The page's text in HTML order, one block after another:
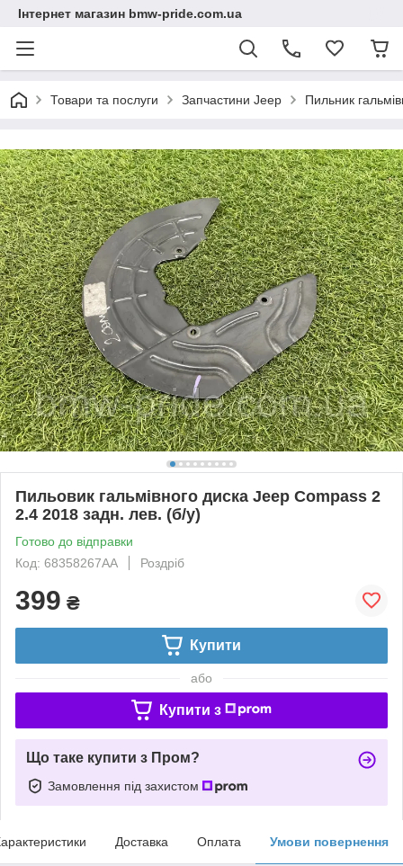
Інтернет магазин bmw-pride.com.ua
Товари та послуги Запчастини Jeep Пильник
Пильовик гальмівного диска Jeep Compass 2
2.4 2018 задн. лев. (б/у)
Готово до відправки
Код: 68358267AA
Роздріб
399 ₴
Купити
або
Купити з
Що таке купити з Пром?
Замовлення під захистом
Доставка Оплата Умови повернення